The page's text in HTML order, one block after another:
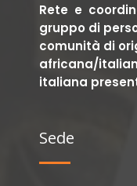
Rete e
gruppo di
comunità di
africana/
italiana
Sede